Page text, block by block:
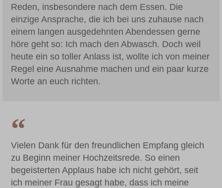
Reden, insbesondere nach dem Essen. Die
einzige Ansprache, die ich bei uns zuhause nach
einem langen ausgedehnten Abendessen gerne
höre geht so: Ich mach den Abwasch. Doch weil
heute ein so toller Anlass ist, wollte ich von meiner
Regel eine Ausnahme machen und ein paar kurze
Worte an euch richten.
Vielen Dank für den freundlichen Empfang gleich
zu Beginn meiner Hochzeitsrede. So einen
begeisterten Applaus habe ich nicht gehört, seit
ich meiner Frau gesagt habe, dass ich meine